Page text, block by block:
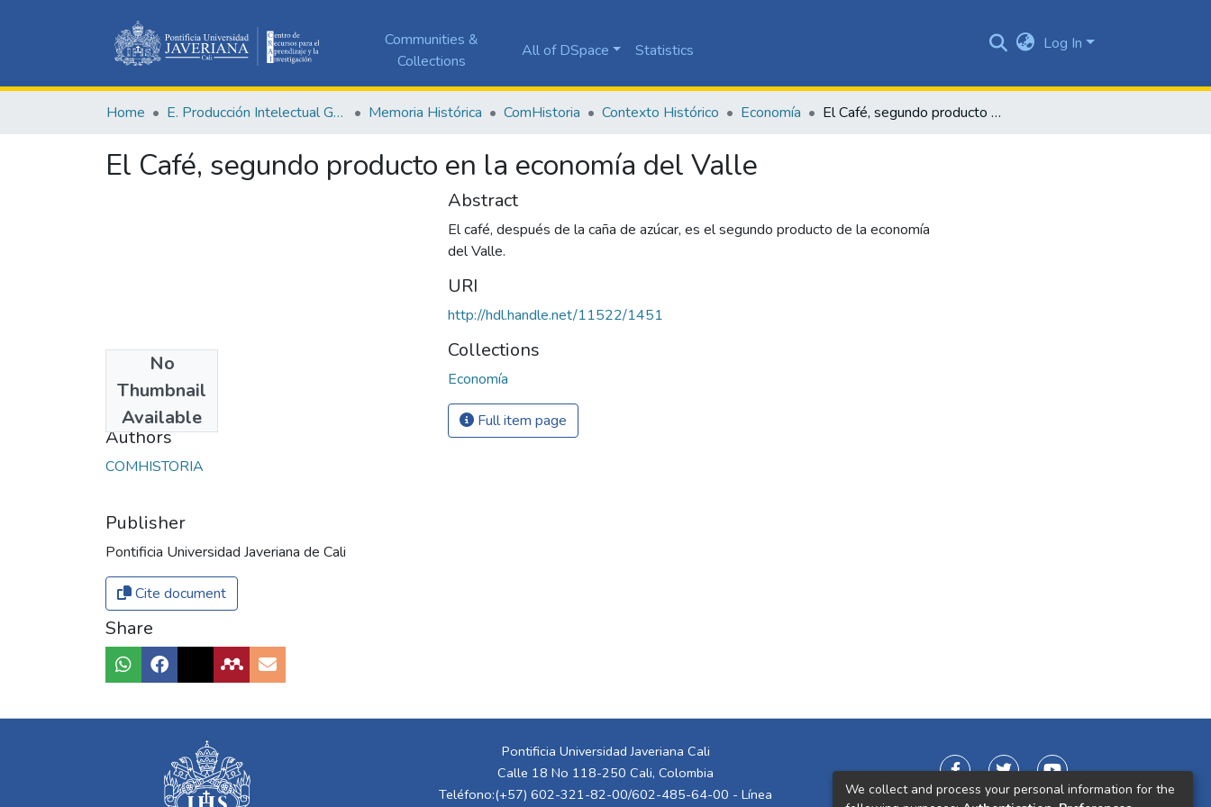
Communities &
Collections
All of DSpace Statistics Log In
Home E. Producción Intelectual General Memoria Histórica ComHistoria Contexto Histórico Economía El Café, segundo producto en la economía del Valle
El Café, segundo producto en la economía del Valle
No
Thumbnail
Available
2017
Authors
COMHISTORIA
Publisher
Pontificia Universidad Javeriana de Cali
Cite document
Share
Abstract
El café, después de la caña de azúcar, es el segundo producto de la economía
del Valle.
URI
http://hdl.handle.net/11522/1451
Collections
Economía
Full item page
Pontificia Universidad Javeriana Cali
Calle 18 No 118-250 Cali, Colombia
Teléfono:(+57) 602-321-82-00/602-485-64-00 - Línea
We collect and process your personal information for the